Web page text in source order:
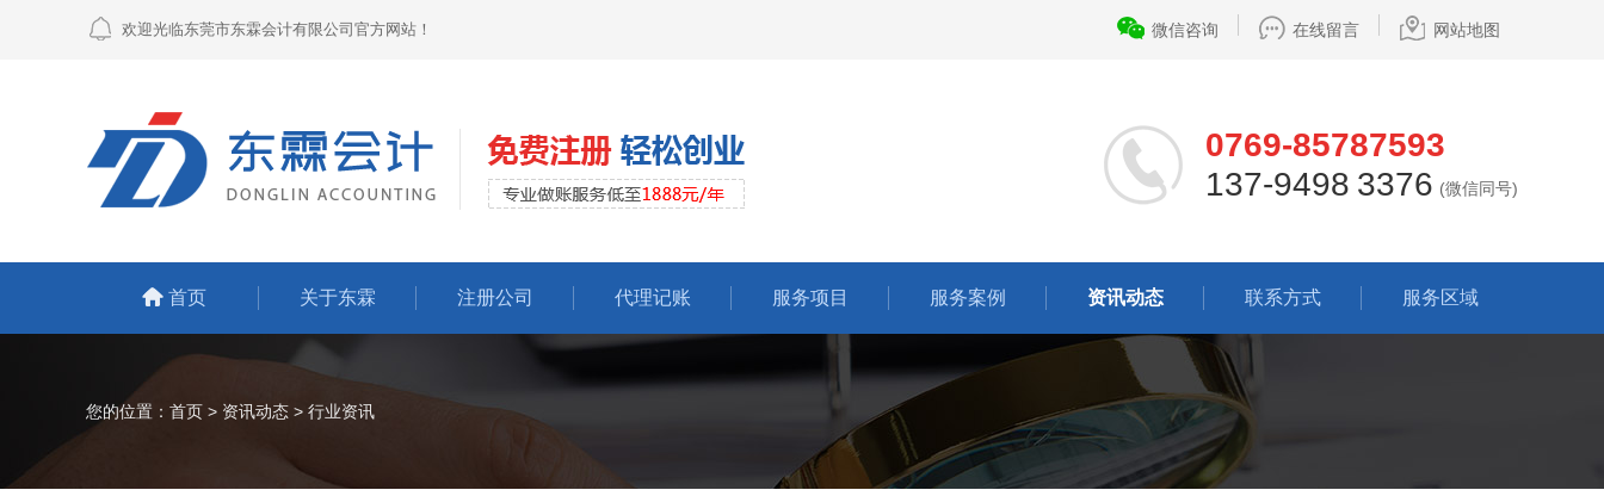
欢迎光临东莞市东霖会计有限公司官方网站！ 微信咨询 在线留言 网站地图
0769-85787593
137-9498 3376 (微信同号)
首页 关于东霖 注册公司 代理记账 服务项目 服务案例 资讯动态 联系方式 服务区域
您的位置： 首页 > 资讯动态 > 行业资讯